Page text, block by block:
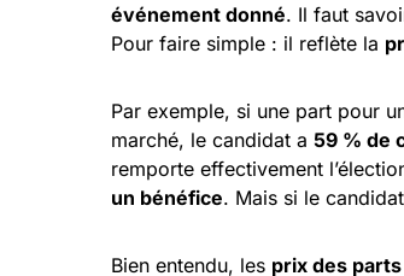
événement donné. Il faut
Pour faire simple : il reflète la
Par exemple, si une part pour
marché, le candidat a 59 % de
remporte effectivement
un bénéfice. Mais si le
Bien entendu, les prix des